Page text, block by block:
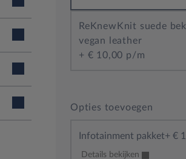
ReKnewKnit suede
vegan leather
+
€ 10,00 p/m
Opties toevoegen
Infotainment pakket+
Details bekijken